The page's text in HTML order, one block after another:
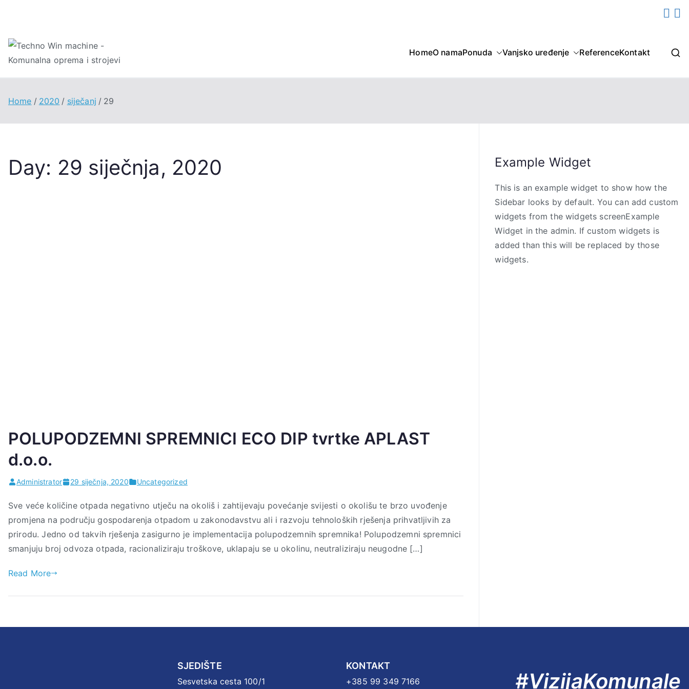
 
HomeO namaPonuda Vanjsko uređenje ReferenceKontakt
Home 2020 siječanj 29
Day: 29 siječnja, 2020
POLUPODZEMNI SPREMNICI ECO DIP tvrtke APLAST
d.o.o.
Administrator 29 siječnja, 2020 Uncategorized
Sve veće količine otpada negativno utječu na okoliš i zahtijevaju povećanje svijesti o okolišu te brzo uvođenje
promjena na području gospodarenja otpadom u zakonodavstvu ali i razvoju tehnoloških rješenja prihvatljivih za
prirodu. Jedno od takvih rješenja zasigurno je implementacija polupodzemnih spremnika! Polupodzemni spremnici
smanjuju broj odvoza otpada, racionaliziraju troškove, uklapaju se u okolinu, neutraliziraju neugodne […]
Read More
Example Widget
This is an example widget to show how the
Sidebar looks by default. You can add custom
widgets from the widgets screenExample
Widget in the admin. If custom widgets is
added than this will be replaced by those
widgets.
SJEDIŠTE
Sesvetska cesta 100/1
KONTAKT
+385 99 349 7166 #VizijaKomunale